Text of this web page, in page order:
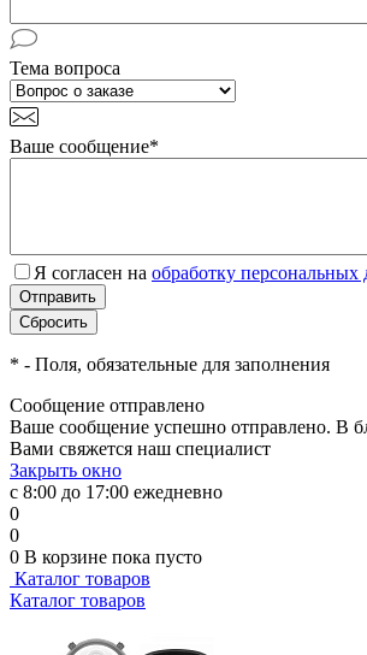
Тема вопроса
Ваше сообщение*
Я согласен на обработку персональных
* - Поля, обязательные для заполнения
Сообщение отправлено
Ваше сообщение успешно отправлено. В
Вами свяжется наш специалист
Закрыть окно
с 8:00 до 17:00 ежедневно
0
0
0 В корзине пока пусто
Каталог товаров
Каталог товаров